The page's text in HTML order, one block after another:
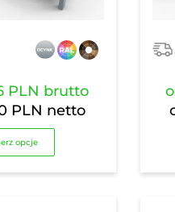
PLN brutto
PLN netto
opcje